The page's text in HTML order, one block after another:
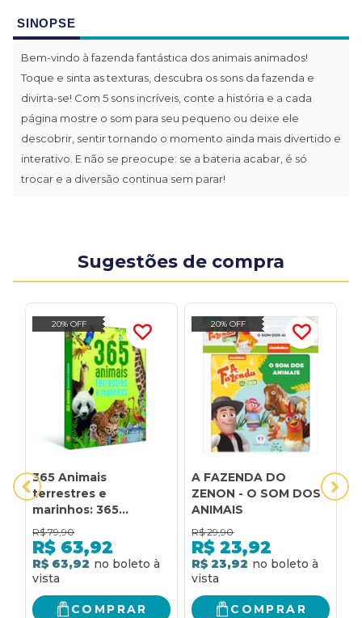
SINOPSE
Bem-vindo à fazenda fantástica dos animais animados!
Toque e sinta as texturas, descubra os sons da fazenda e
divirta-se! Com 5 sons incríveis, conte a história e a cada
página mostre o som para seu pequeno ou deixe ele
descobrir, sentir tornando o momento ainda mais divertido e
interativo. E não se preocupe: se a bateria acabar, é só
trocar e a diversão continua sem parar!
Sugestões de compra
20% OFF
365 Animais
terrestres e
marinhos: 365
Animais terrestres e
marinhos
R$ 79,90
R$ 63,92
R$ 63,92
COMPRAR
20% OFF
A FAZENDA DO
ZENON - O SOM DOS
ANIMAIS
R$ 29,90
R$ 23,92
R$ 23,92
COMPRAR